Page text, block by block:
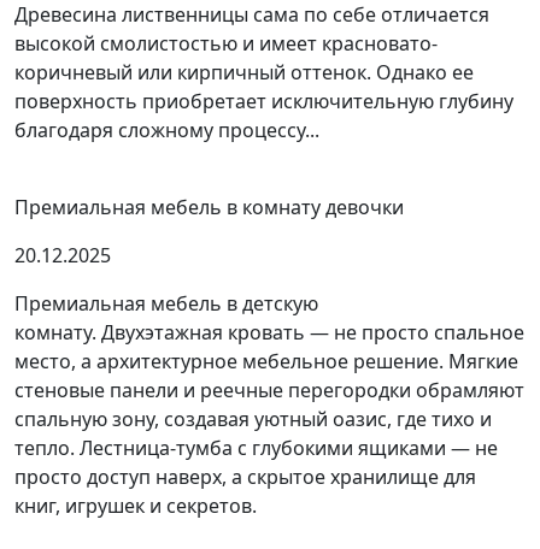
Древесина лиственницы сама по себе отличается
высокой смолистостью и имеет красновато-
коричневый или кирпичный оттенок. Однако ее
поверхность приобретает исключительную глубину
благодаря сложному процессу...
Премиальная мебель в комнату девочки
20.12.2025
Премиальная мебель в детскую
комнату. Двухэтажная кровать — не просто спальное
место, а архитектурное мебельное решение. Мягкие
стеновые панели и реечные перегородки обрамляют
спальную зону, создавая уютный оазис, где тихо и
тепло. Лестница-тумба с глубокими ящиками — не
просто доступ наверх, а скрытое хранилище для
книг, игрушек и секретов.